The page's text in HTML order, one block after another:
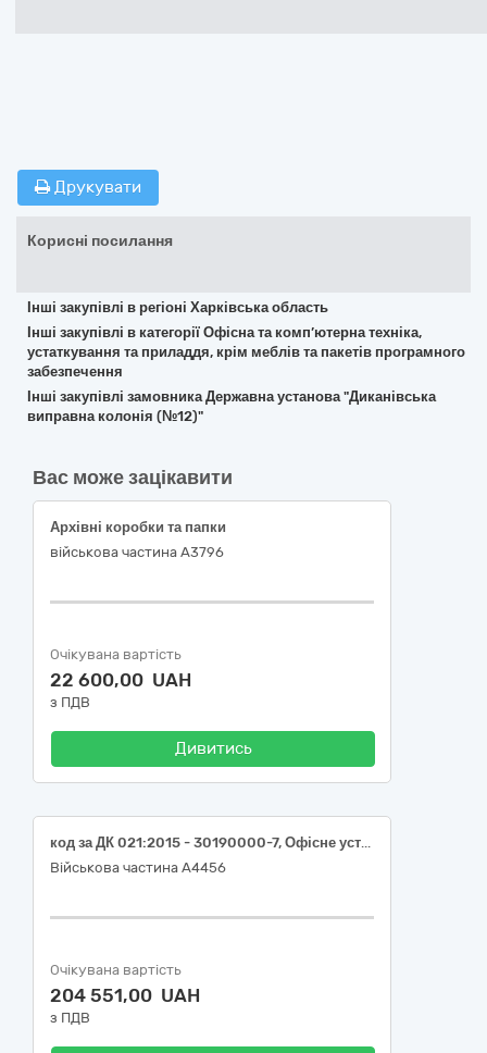
Друкувати
Корисні посилання
Інші закупівлі в регіоні Харківська область
Інші закупівлі в категорії Офісна та комп’ютерна техніка,
устаткування та приладдя, крім меблів та пакетів програмного
забезпечення
Інші закупівлі замовника Державна установа "Диканівська
виправна колонія (№12)"
Вас може зацікавити
Архівні коробки та папки
військова частина А3796
Очікувана вартість
22 600,00 UAH
з ПДВ
Дивитись
код за ДК 021:2015 - 30190000-7, Офісне устаткування та приладдя різне (Фліпчарт Buromax двосторонній на підставці)
Військова частина А4456
Очікувана вартість
204 551,00 UAH
з ПДВ